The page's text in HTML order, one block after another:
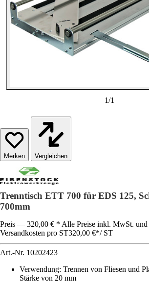
1/1
Vergleichen
Trenntisch ETT 700 für EDS 125,
700mm
Preis — 320,00 € * Alle Preise inkl. MwSt. und
Versandkosten pro ST320,00 €*/ ST
Art.-Nr. 10202423
Verwendung: Trennen von Fliesen und
Stärke von 20 mm